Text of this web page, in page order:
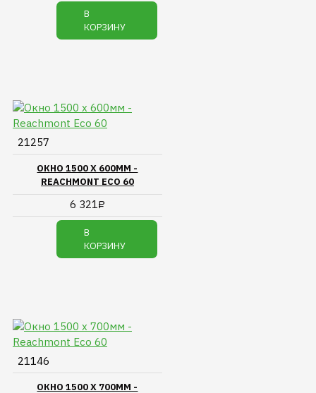
В
КОРЗИНУ
21257
ОКНО 1500 Х 600ММ -
REACHMONT ECO 60
6 321₽
В
КОРЗИНУ
21146
ОКНО 1500 Х 700ММ -